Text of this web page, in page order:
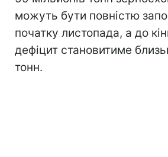
можуть бути повністю
початку листопада, а до
дефіцит становитиме
тонн.